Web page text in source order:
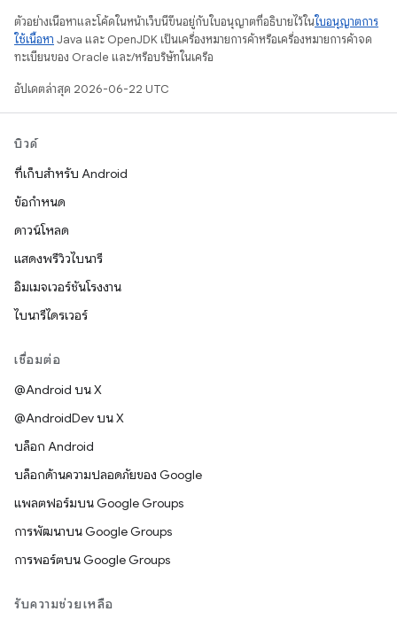
ตัวอย่างเนื้อหาและโค้ดในหน้าเว็บนี้ขึ้นอยู่กับใบอนุญาตที่อธิบายไว้ในใบอนุญาตการ
ใช้เนื้อหา Java และ OpenJDK เป็นเครื่องหมายการค้าหรือเครื่องหมายการค้าจด
ทะเบียนของ Oracle และ/หรือบริษัทในเครือ
อัปเดตล่าสุด 2026-06-22 UTC
บิวด์
ที่เก็บสำหรับ Android
ข้อกำหนด
ดาวน์โหลด
แสดงพรีวิวไบนารี
อิมเมจเวอร์ชันโรงงาน
ไบนารีไดรเวอร์
เชื่อมต่อ
@Android บน X
@AndroidDev บน X
บล็อก Android
บล็อกด้านความปลอดภัยของ Google
แพลตฟอร์มบน Google Groups
การพัฒนาบน Google Groups
การพอร์ตบน Google Groups
รับความช่วยเหลือ